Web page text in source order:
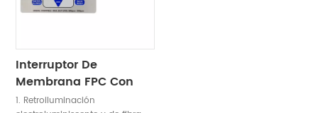
Interruptor De
Membrana FPC Con
Retroiluminación LED
1. Retroiluminación